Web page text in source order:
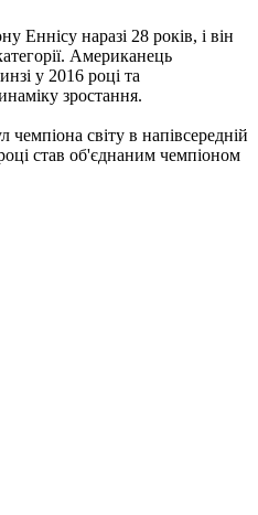
Еннісу наразі 28 років, і він
Американець
у 2016 році та
зростання.
світу в напівсередній
став об'єднаним чемпіоном